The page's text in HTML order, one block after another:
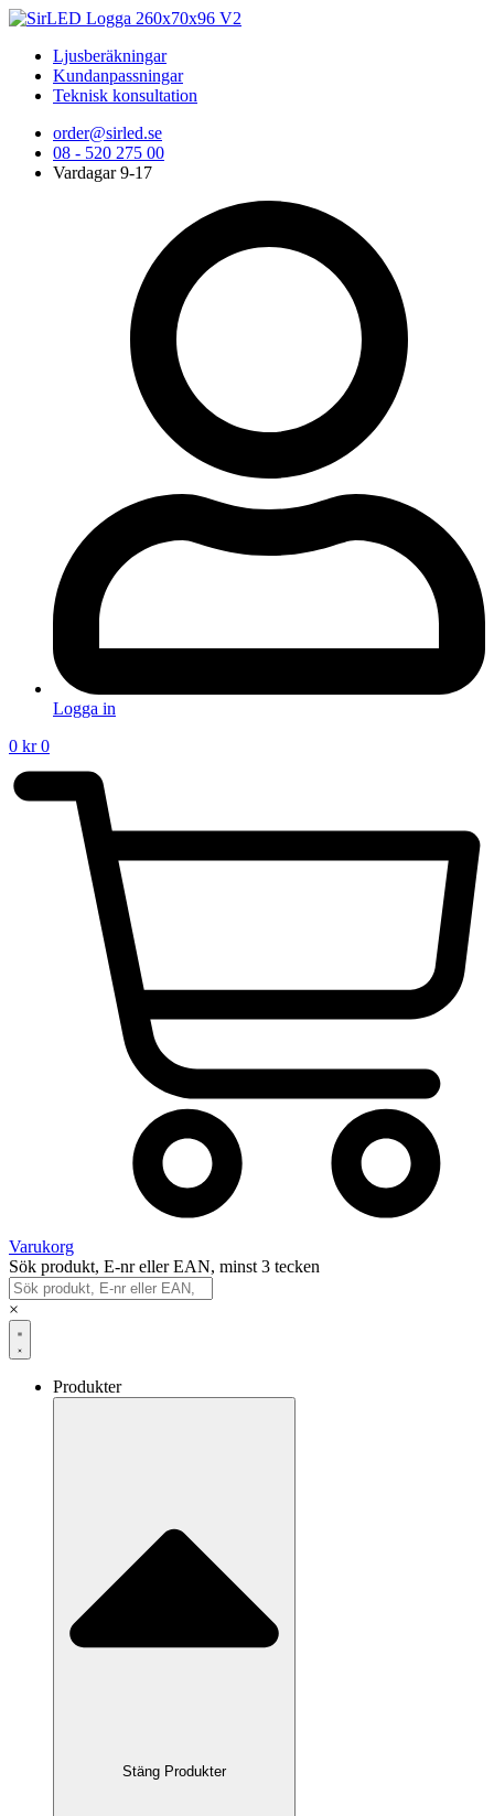
Ljusberäkningar
Kundanpassningar
Teknisk konsultation
order@sirled.se
08 - 520 275 00
Vardagar 9-17
Logga in
0 kr 0
Varukorg
Sök produkt, E-nr eller EAN, minst 3 tecken
×
Produkter
Stäng Produkter